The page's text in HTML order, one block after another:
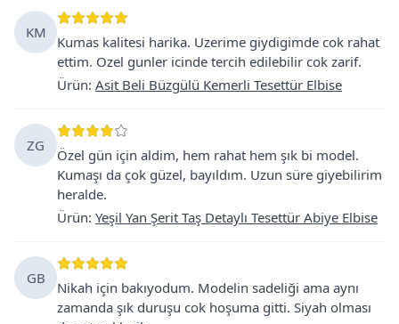
KM
Kumas kalitesi harika. Uzerime giydigimde cok rahat
ettim. Ozel gunler icinde tercih edilebilir cok zarif.
Ürün: Asit Beli Büzgülü Kemerli Tesettür Elbise
ZG
Özel gün için aldim, hem rahat hem şık bi model.
Kumaşı da çok güzel, bayıldım. Uzun süre giyebilirim
heralde.
Ürün: Yeşil Yan Şerit Taş Detaylı Tesettür Abiye Elbise
GB
Nikah için bakıyodum. Modelin sadeliği ama aynı
zamanda şık duruşu cok hoşuma gitti. Siyah olması